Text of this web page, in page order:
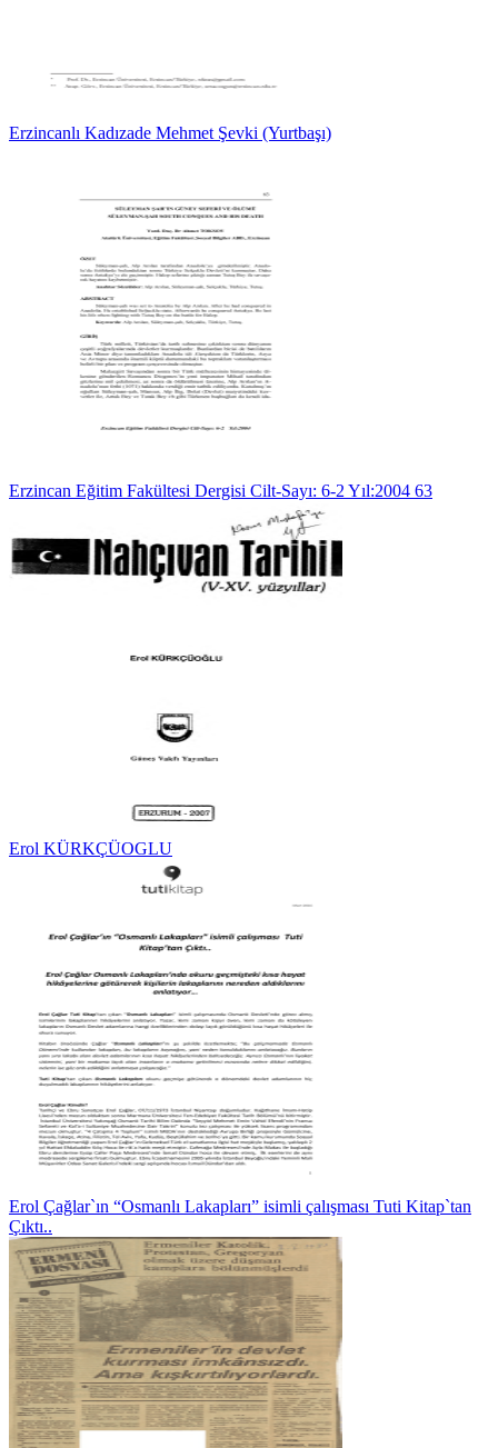
Erzincanlı Kadızade Mehmet Şevki (Yurtbaşı)
Erzincan Eğitim Fakültesi Dergisi Cilt-Sayı: 6-2 Yıl:2004 63
Erol KÜRKÇÜOGLU
Erol Çağlar`ın “Osmanlı Lakapları” isimli çalışması Tuti Kitap`tan
Çıktı..